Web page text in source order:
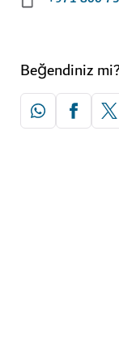
Beğendiniz